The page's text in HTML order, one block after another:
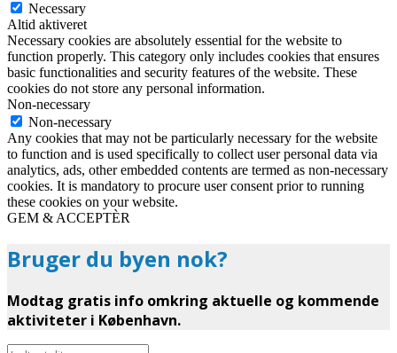
Necessary
Altid aktiveret
Necessary cookies are absolutely essential for the website to
function properly. This category only includes cookies that ensures
basic functionalities and security features of the website. These
cookies do not store any personal information.
Non-necessary
Non-necessary
Any cookies that may not be particularly necessary for the website
to function and is used specifically to collect user personal data via
analytics, ads, other embedded contents are termed as non-necessary
cookies. It is mandatory to procure user consent prior to running
these cookies on your website.
GEM & ACCEPTÈR
Bruger du byen nok?
Modtag gratis info omkring aktuelle og kommende
aktiviteter i København.